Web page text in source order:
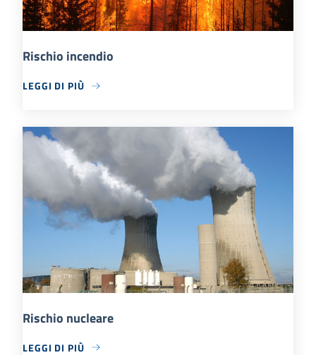
Rischio incendio
LEGGI DI PIÙ
Rischio nucleare
LEGGI DI PIÙ